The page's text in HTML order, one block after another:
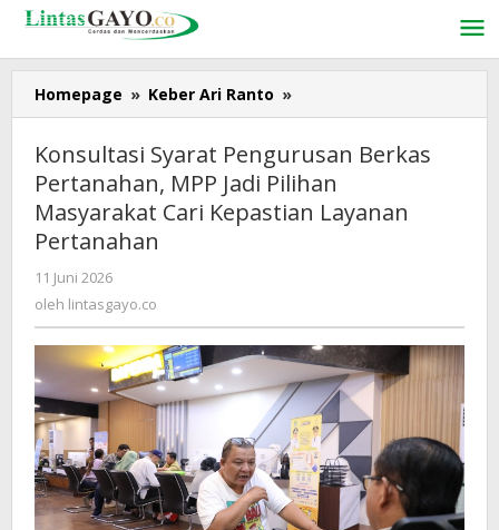
Lewati
konten
Homepage » Keber Ari Ranto »
Syarat
Berkas
Pertanahan,
MPP
Kepastian
Layanan
Pertanahan
Konsultasi Syarat Pengurusan Berkas
Pertanahan, MPP Jadi Pilihan
Masyarakat Cari Kepastian Layanan
Pertanahan
11 Juni 2026
lintasgayo.co
oleh lintasgayo.co